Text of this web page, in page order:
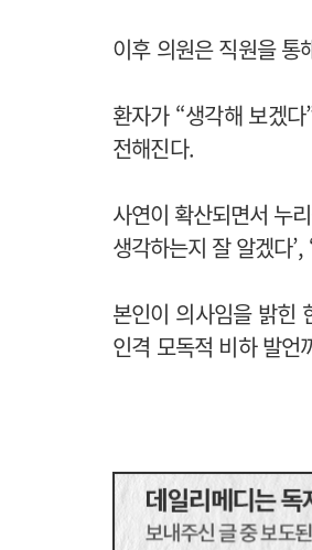
이후 의원은 직원을 통
환자가 “생각해 보겠
전해진다.
사연이 확산되면서 누
생각하는지 잘 알겠다
본인이 의사임을 밝힌
인격 모독적 비하 발언